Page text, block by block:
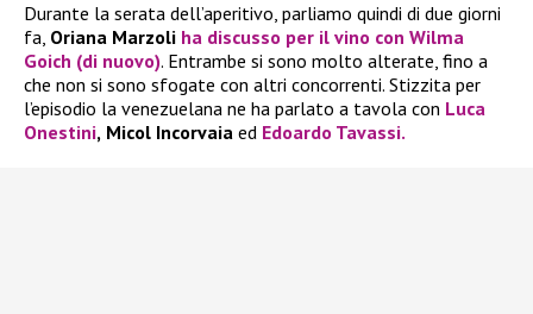
Durante la serata dell’aperitivo, parliamo quindi di due giorni
fa, Oriana Marzoli ha discusso per il vino con Wilma
Goich (di nuovo). Entrambe si sono molto alterate, fino a
che non si sono sfogate con altri concorrenti. Stizzita per
l’episodio la venezuelana ne ha parlato a tavola con Luca
Onestini, Micol Incorvaia ed Edoardo Tavassi.